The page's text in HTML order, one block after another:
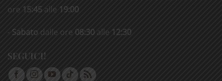
ore 15:45 alle 19:00
- Sabato dalle ore 08:30 alle 12:30
SEGUICI!